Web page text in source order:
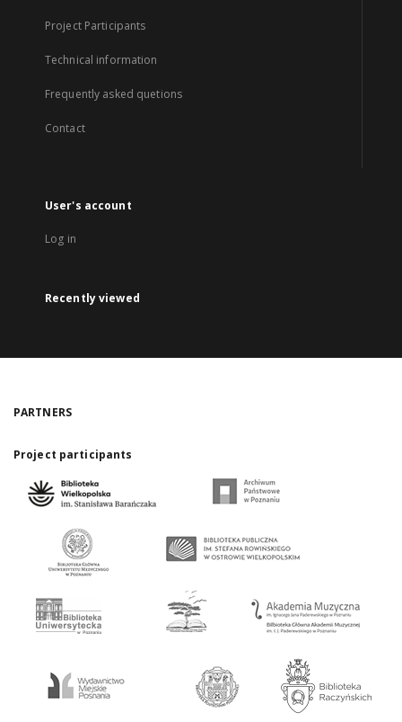
Project Participants
Technical information
Frequently asked quetions
Contact
User's account
Log in
Recently viewed
PARTNERS
Project participants